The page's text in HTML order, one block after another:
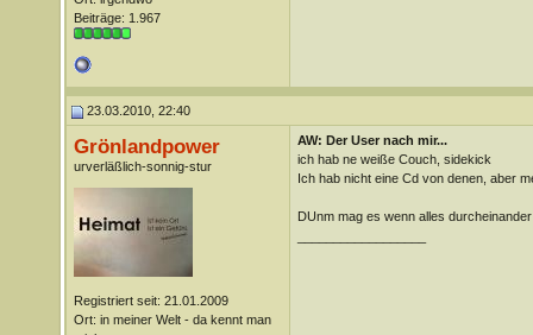
Beiträge: 1.967
23.03.2010, 22:40
Grönlandpower
urverläßlich-sonnig-stur
Registriert seit: 21.01.2009
Ort: in meiner Welt - da kennt man
AW: Der User nach mir...
ich hab ne weiße Couch, sidekick
Ich hab nicht eine Cd von denen, aber
DUnm mag es wenn alles